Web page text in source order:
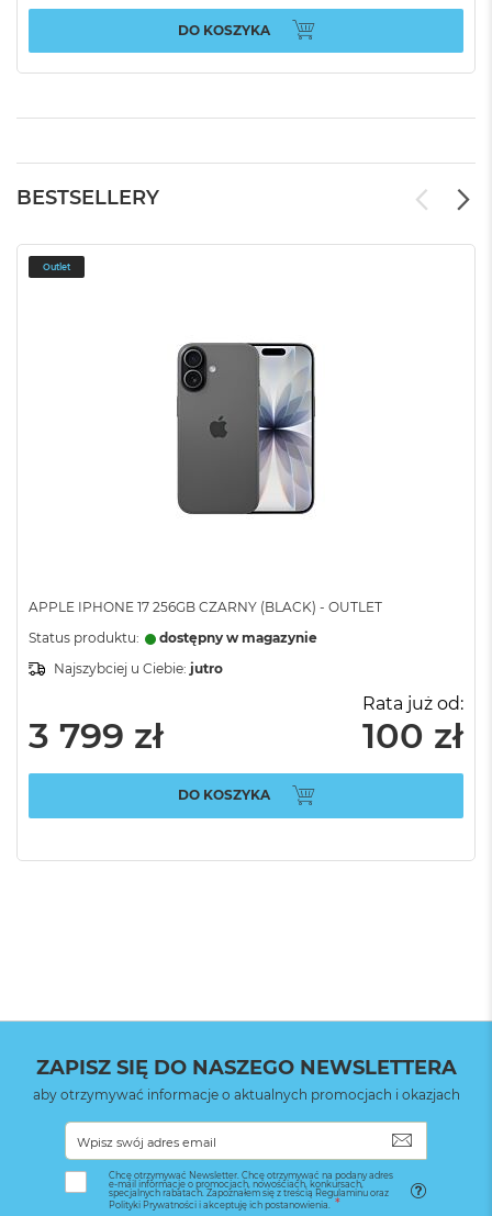
DO KOSZYKA
BESTSELLERY
Outlet
APPLE IPHONE 17 256GB CZARNY (BLACK) - OUTLET
Status produktu:
dostępny w magazynie
Najszybciej u Ciebie: jutro
3 799 zł
Rata już od:
100 zł
DO KOSZYKA
ZAPISZ SIĘ DO NASZEGO NEWSLETTERA
aby otrzymywać informacje o aktualnych promocjach i okazjach
Chcę otrzymywać Newsletter. Chcę otrzymywać na podany adres
e-mail informacje o promocjach, nowościach, konkursach,
specjalnych rabatach. Zapoznałem się z treścią Regulaminu oraz
Polityki Prywatności i akceptuję ich postanowienia.